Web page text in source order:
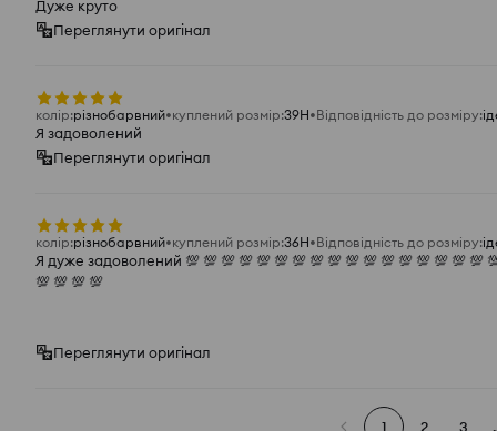
Дуже круто
Переглянути оригінал
колір:різнобарвний куплений розмір:39H Відповідність до розміру:
Я задоволений
Переглянути оригінал
колір:різнобарвний куплений розмір:36H Відповідність до розміру:
Я дуже задоволений 💯 💯 💯 💯 💯 💯 💯 💯 💯 💯 💯 💯 💯 💯 💯 💯 💯
💯 💯 💯 💯
Переглянути оригінал
1 2 3